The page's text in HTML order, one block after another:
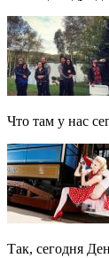
Что там у нас
Так, сегодня